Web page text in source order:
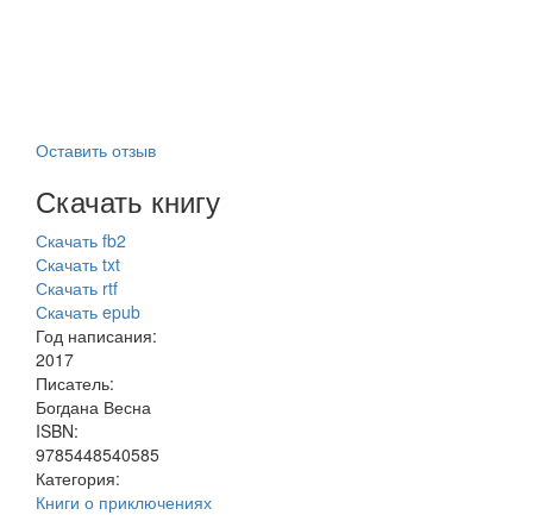
Оставить отзыв
Скачать книгу
Скачать fb2
Скачать txt
Скачать rtf
Скачать epub
Год написания:
2017
Писатель:
Богдана Весна
ISBN:
9785448540585
Категория:
Книги о приключениях